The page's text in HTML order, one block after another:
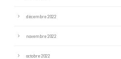
décembre 2022
novembre 2022
octobre 2022